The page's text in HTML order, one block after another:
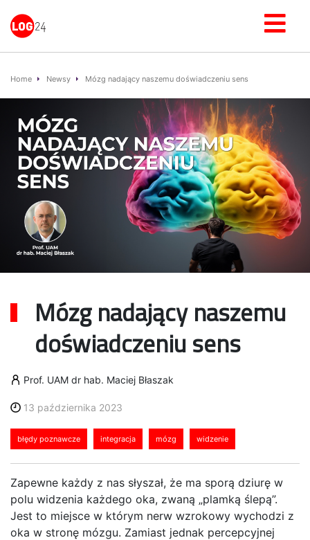
Home Newsy Mózg nadający naszemu doświadczeniu sens
Mózg nadający naszemu
doświadczeniu sens
Prof. UAM dr hab. Maciej Błaszak
13 października 2023
błędy poznawcze integracja mózg widzenie
Zapewne każdy z nas słyszał, że ma sporą dziurę w
polu widzenia każdego oka, zwaną „plamką ślepą”.
Jest to miejsce w którym nerw wzrokowy wychodzi z
oka w stronę mózgu. Zamiast jednak percepcyjnej